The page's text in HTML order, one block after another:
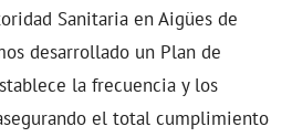
Sanitaria en Aigües de
desarrollado un Plan de
la frecuencia y los
el total cumplimiento